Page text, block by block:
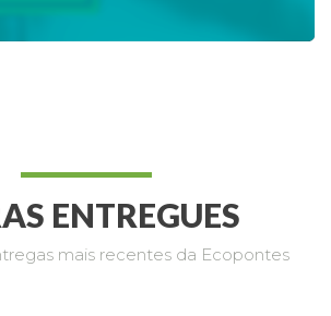
ENTREGUES
mais recentes da Ecopontes